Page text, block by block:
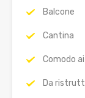
Balcone
Cantina
Comodo
Da